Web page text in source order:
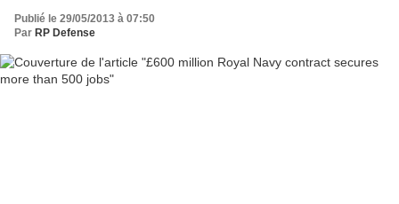
Publié le 29/05/2013 à 07:50
Par RP Defense